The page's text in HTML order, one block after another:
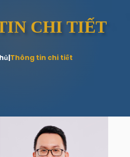
CHI TIẾT
|Thông tin chi tiết